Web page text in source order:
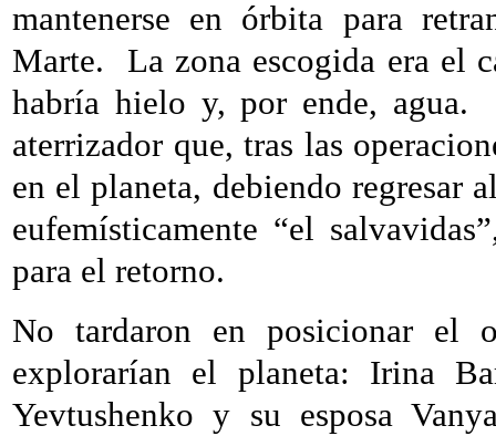
mantenerse en órbita para
Marte.
La zona escogida era el
habría hielo y, por ende, agua.
aterrizador que, tras las
en el planeta, debiendo regresar
eufemísticamente “el
para el retorno.
No tardaron en posicionar el
explorarían el planeta: Irina
Yevtushenko y su esposa